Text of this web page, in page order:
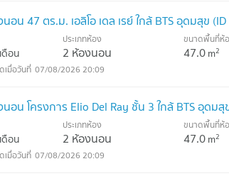
อน 47 ตร.ม. เอลิโอ เดล เรย์ ใกล้ BTS อุดมสุข
ดือน
ประเภทห้อง
2 ห้องนอน
ขนาดพื้นที่ห้
47.0m2
07/08/2026 20:09
อน โครงการ Elio Del Ray ชั้น 3 ใกล้ BTS อุดม
ดือน
ประเภทห้อง
2 ห้องนอน
ขนาดพื้นที่ห้
47.0m2
07/08/2026 20:09